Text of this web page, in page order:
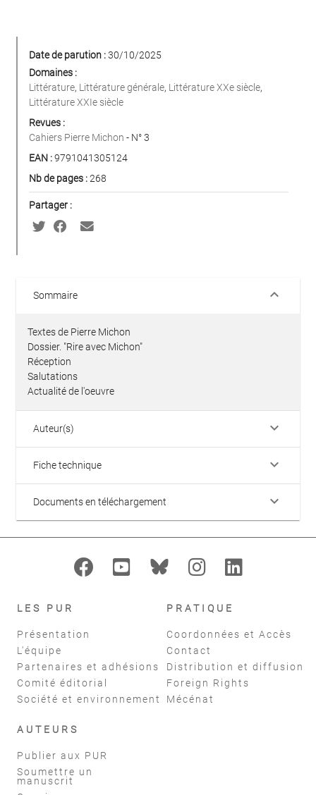
Date de parution :30/10/2025
Domaines :
Littérature, Littérature générale, Littérature XXe siècle,
Littérature XXIe siècle
Revues :
Cahiers Pierre Michon - N° 3
EAN :9791041305124
Nb de pages :268
Partager :
Sommaire keyboard_arrow_down
Textes de Pierre Michon
Dossier. "Rire avec Michon"
Réception
Salutations
Actualité de l'oeuvre
Auteur(s) keyboard_arrow_down
Fiche technique keyboard_arrow_down
Documents en téléchargement keyboard_arrow_down
LES PUR
Présentation
L'équipe
Partenaires et adhésions
Comité éditorial
Société et environnement
PRATIQUE
Coordonnées et Accès
Contact
Distribution et diffusion
Foreign Rights
Mécénat
AUTEURS
Publier aux PUR
Soumettre un
manuscrit